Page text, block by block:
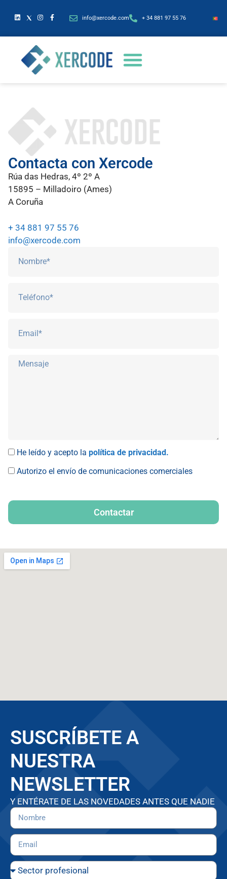
info@xercode.com + 34 881 97 55 76
Contacta con Xercode
Rúa das Hedras, 4º 2º A
15895 – Milladoiro (Ames)
A Coruña
+ 34 881 97 55 76
info@xercode.com
He leído y acepto la política de privacidad.
Autorizo el envío de comunicaciones comerciales
Contactar
SUSCRÍBETE A
NUESTRA
NEWSLETTER
Y ENTÉRATE DE LAS NOVEDADES ANTES QUE NADIE